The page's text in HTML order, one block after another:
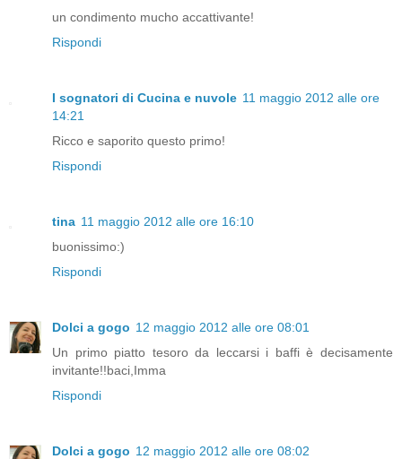
un condimento mucho accattivante!
Rispondi
I sognatori di Cucina e nuvole 11 maggio 2012 alle ore
14:21
Ricco e saporito questo primo!
Rispondi
tina 11 maggio 2012 alle ore 16:10
buonissimo:)
Rispondi
Dolci a gogo 12 maggio 2012 alle ore 08:01
Un primo piatto tesoro da leccarsi i baffi è decisamente
invitante!!baci,Imma
Rispondi
Dolci a gogo 12 maggio 2012 alle ore 08:02